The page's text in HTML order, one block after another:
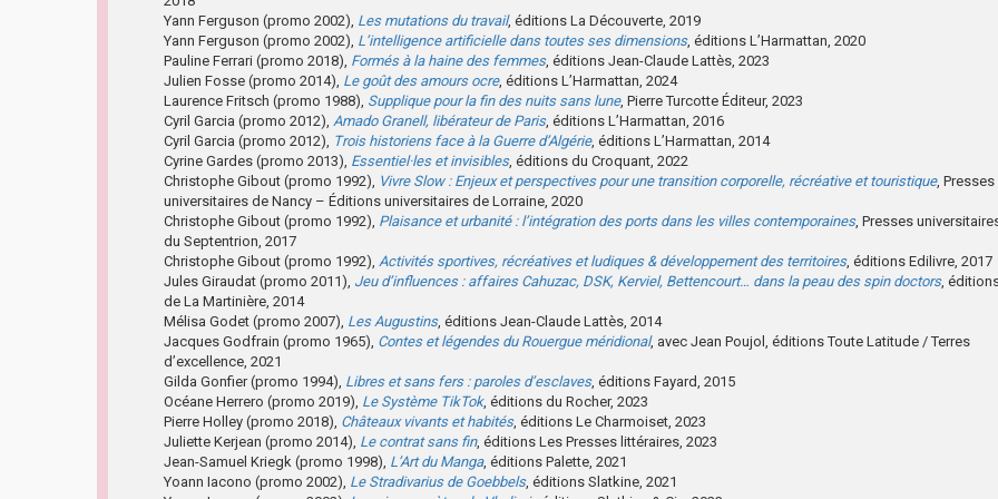
Yann Ferguson (promo 2002), Les mutations du travail, éditions La Découverte, 2019
Yann Ferguson (promo 2002), L’intelligence artificielle dans toutes ses dimensions, éditions L’Harmattan, 2020
Pauline Ferrari (promo 2018), Formés à la haine des femmes, éditions Jean-Claude Lattès, 2023
Julien Fosse (promo 2014), Le goût des amours ocre, éditions L’Harmattan, 2024
Laurence Fritsch (promo 1988), Supplique pour la fin des nuits sans lune, Pierre Turcotte Éditeur, 2023
Cyril Garcia (promo 2012), Amado Granell, libérateur de Paris, éditions L’Harmattan, 2016
Cyril Garcia (promo 2012), Trois historiens face à la Guerre d’Algérie, éditions L’Harmattan, 2014
Cyrine Gardes (promo 2013), Essentiel·les et invisibles, éditions du Croquant, 2022
Christophe Gibout (promo 1992), Vivre Slow : Enjeux et perspectives pour une transition corporelle, récréative et touristique, Presses
universitaires de Nancy – Éditions universitaires de Lorraine, 2020
Christophe Gibout (promo 1992), Plaisance et urbanité : l’intégration des ports dans les villes contemporaines, Presses
du Septentrion, 2017
Christophe Gibout (promo 1992), Activités sportives, récréatives et ludiques & développement des territoires, éditions Edilivre, 2017
Jules Giraudat (promo 2011), Jeu d’influences : affaires Cahuzac, DSK, Kerviel, Bettencourt… dans la peau des spin doctors,
de La Martinière, 2014
Mélisa Godet (promo 2007), Les Augustins, éditions Jean-Claude Lattès, 2014
Jacques Godfrain (promo 1965), Contes et légendes du Rouergue méridional, avec Jean Poujol, éditions Toute Latitude / Terres
d’excellence, 2021
Gilda Gonfier (promo 1994), Libres et sans fers : paroles d’esclaves, éditions Fayard, 2015
Océane Herrero (promo 2019), Le Système TikTok, éditions du Rocher, 2023
Pierre Holley (promo 2018), Châteaux vivants et habités, éditions Le Charmoiset, 2023
Juliette Kerjean (promo 2014), Le contrat sans fin, éditions Les Presses littéraires, 2023
Jean-Samuel Kriegk (promo 1998), L’Art du Manga, éditions Palette, 2021
Yoann Iacono (promo 2002), Le Stradivarius de Goebbels, éditions Slatkine, 2021